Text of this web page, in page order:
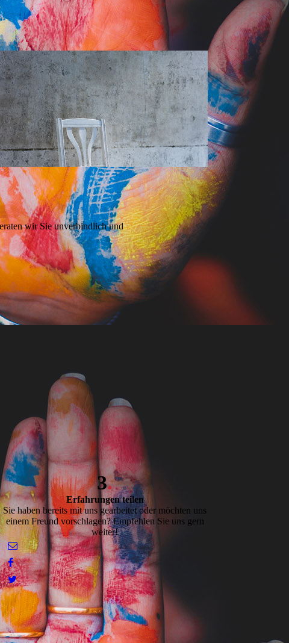
wir Sie unverbindlich und
3.
Erfahrungen teilen
Sie haben bereits mit uns gearbeitet oder möchten uns
einem Freund vorschlagen? Empfehlen Sie uns gern
weiter!